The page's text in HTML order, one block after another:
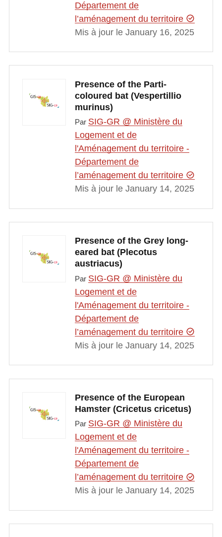
Département de
l’aménagement du territoire
Mis à jour le January 16, 2025
Presence of the Parti-
coloured bat (Vespertillio
murinus)
Par SIG-GR @ Ministère du
Logement et de
l'Aménagement du territoire -
Département de
l’aménagement du territoire
Mis à jour le January 14, 2025
Presence of the Grey long-
eared bat (Plecotus
austriacus)
Par SIG-GR @ Ministère du
Logement et de
l'Aménagement du territoire -
Département de
l’aménagement du territoire
Mis à jour le January 14, 2025
Presence of the European
Hamster (Cricetus cricetus)
Par SIG-GR @ Ministère du
Logement et de
l'Aménagement du territoire -
Département de
l’aménagement du territoire
Mis à jour le January 14, 2025